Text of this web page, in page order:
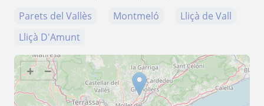
Parets del Vallès
Montmeló
Lliçà de Vall
Lliçà D'Amunt
+ −